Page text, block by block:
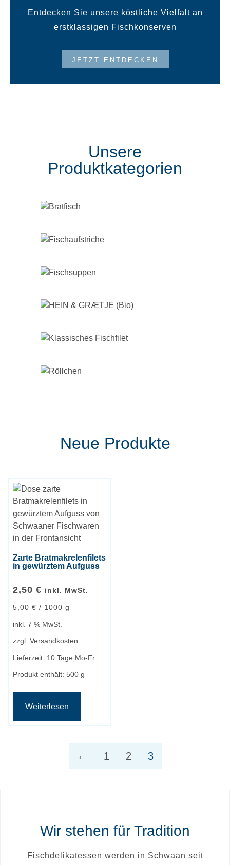
Entdecken Sie unsere köstliche Vielfalt an
erstklassigen Fischkonserven
JETZT ENTDECKEN
Unsere
Produktkategorien
Neue Produkte
Zarte Bratmakrelenfilets
in gewürztem Aufguss
2,50 € inkl. MwSt.
5,00 € / 1000 g
inkl. 7 % MwSt.
zzgl. Versandkosten
Lieferzeit: 10 Tage Mo-Fr
Produkt enthält: 500 g
Weiterlesen
← 1 2 3
Wir stehen für Tradition
Fischdelikatessen werden in Schwaan seit